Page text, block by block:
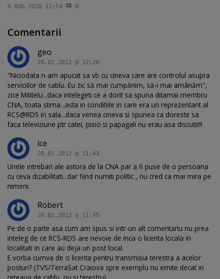
6 AUG 2026 12:54 0
Comentarii
geo
28.02.2012 @ 12:20
"Niciodata n-am apucat sa vb cu cineva care are controlul asupra
serviciilor de cablu. Eu zic să mai cumpănim, să-i mai amânăm",
zice Mititelu...daca intelegeti ce a dorit sa spuna ditamai membru
CNA, toata stima...asta in conditiile in care era un reprezentant al
RCS@RDS in sala...daca venea cineva si spunea ca doreste sa
faca televiziune ptr catei, pisici si papagali nu erau asa discutii!!!
ice
28.02.2012 @ 11:43
Unele intrebari ale astora de la CNA par a fi puse de o persoana
cu ceva dizabilitati...dar fiind numiti politic , nu cred ca mai mira pe
nimeni.
Robert
28.02.2012 @ 11:35
Pe de o parte asa cum am spus si intr-un alt comentariu nu prea
inteleg de ce RCS-RDS are nevoie de inca o licenta locala in
localitati in care au deja un post local.
E vorba cumva de o licenta pentru transmisia terestra a acelor
posturi? (TVS/TerraSat Craiova spre exemplu nu emite decat in